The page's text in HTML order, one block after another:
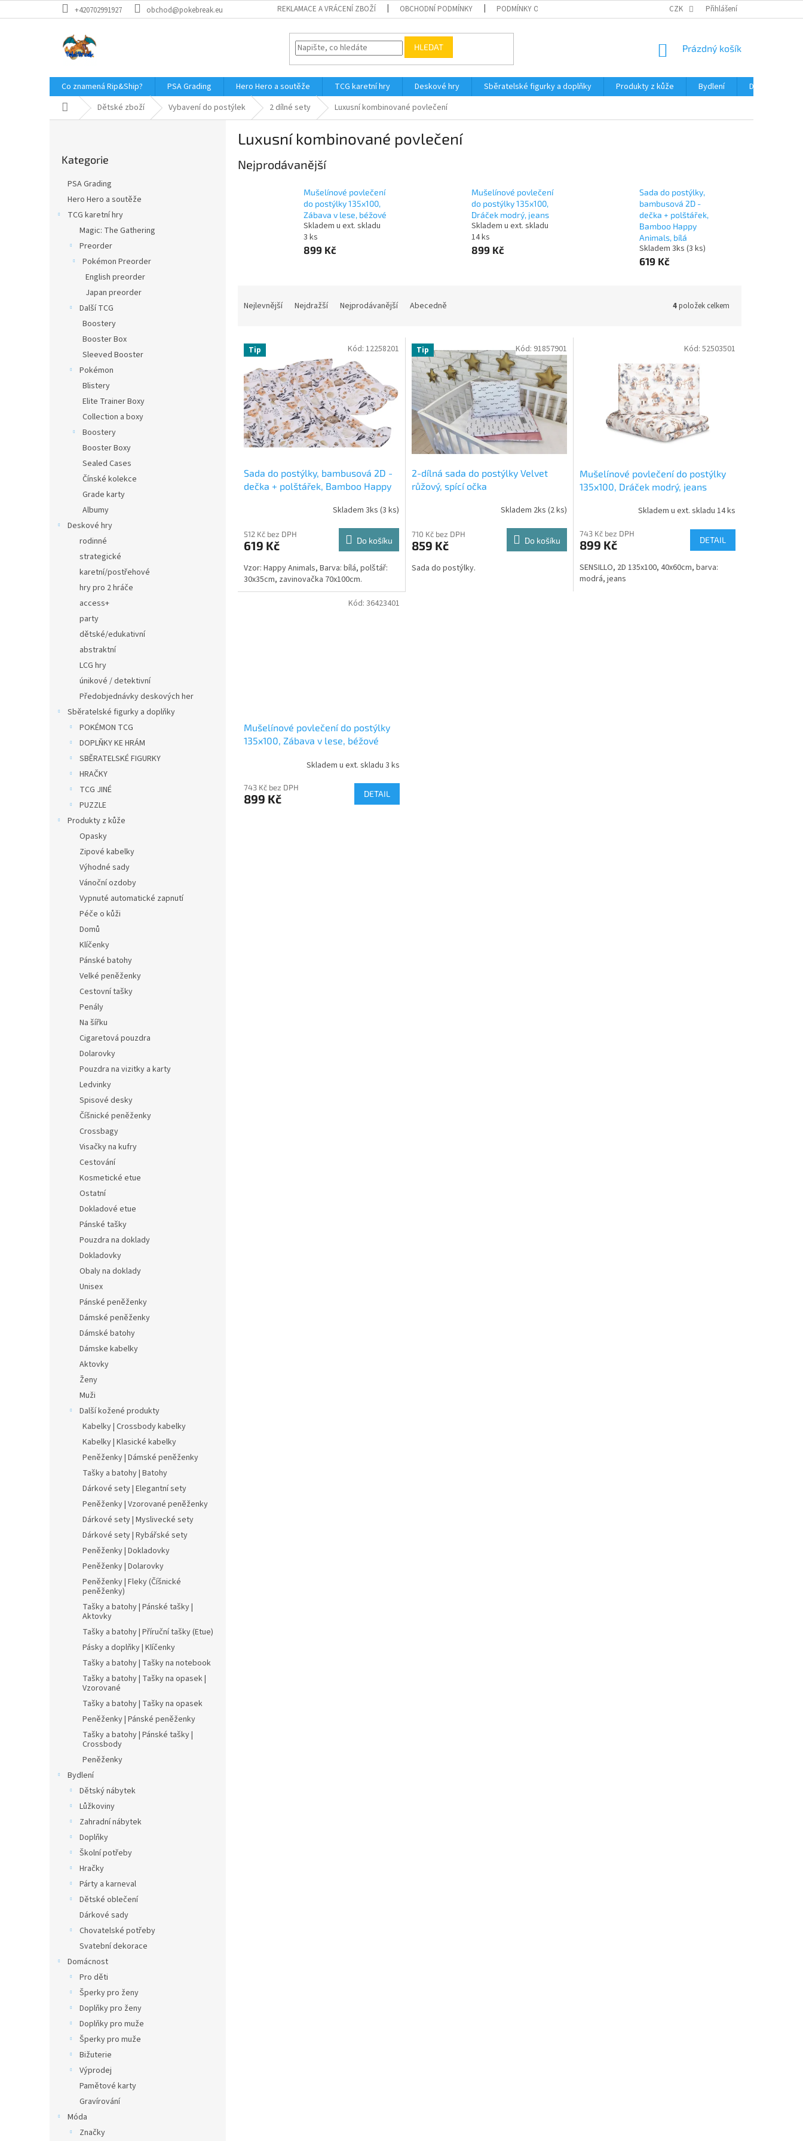
na
+420702991927 obchod@pokebreak.eu REKLAMACE A VRÁCENÍ ZBOŽÍ OBCHODNÍ PODMÍNKY PODMÍNKY OCHRANY OSOBNÍCH ÚDAJŮ CZK Přihlášení
HLEDAT
NÁKUPNÍ
Prázdný košík
Co znamená Rip&Ship? PSA Grading Hero Hero a soutěže TCG karetní hry Deskové hry Sběratelské figurky a doplňky Produkty z kůže Bydlení
Domácnost
Domů Dětské zboží Vybavení do postýlek 2 dílné sety Luxusní kombinované povlečení
kategorie
Kategorie
PSA Grading
Hero Hero a soutěže
TCG karetní hry
Magic: The Gathering
Preorder
Pokémon Preorder
English preorder
Japan preorder
Další TCG
Boostery
Booster Box
Sleeved Booster
Pokémon
Blistery
Elite Trainer Boxy
Collection a boxy
Boostery
Booster Boxy
Sealed Cases
Čínské kolekce
Grade karty
Albumy
Deskové hry
rodinné
strategické
karetní/postřehové
hry pro 2 hráče
access+
party
dětské/edukativní
abstraktní
LCG hry
únikové / detektivní
Předobjednávky deskových her
Sběratelské figurky a doplňky
POKÉMON TCG
DOPLŇKY KE HRÁM
SBĚRATELSKÉ FIGURKY
HRAČKY
TCG JINÉ
PUZZLE
Produkty z kůže
Opasky
Zipové kabelky
Výhodné sady
Vánoční ozdoby
Vypnuté automatické zapnutí
Péče o kůži
Domů
Klíčenky
Pánské batohy
Velké peněženky
Cestovní tašky
Penály
Na šířku
Cigaretová pouzdra
Dolarovky
Pouzdra na vizitky a karty
Ledvinky
Spisové desky
Číšnické peněženky
Crossbagy
Visačky na kufry
Cestování
Kosmetické etue
Ostatní
Dokladové etue
Pánské tašky
Pouzdra na doklady
Dokladovky
Obaly na doklady
Unisex
Pánské peněženky
Dámské peněženky
Dámské batohy
Dámske kabelky
Aktovky
Ženy
Muži
Další kožené produkty
Kabelky | Crossbody kabelky
Kabelky | Klasické kabelky
Peněženky | Dámské peněženky
Tašky a batohy | Batohy
Dárkové sety | Elegantní sety
Peněženky | Vzorované peněženky
Dárkové sety | Myslivecké sety
Dárkové sety | Rybářské sety
Peněženky | Dokladovky
Peněženky | Dolarovky
Peněženky | Fleky (Číšnické
peněženky)
Tašky a batohy | Pánské tašky |
Aktovky
Tašky a batohy | Příruční tašky (Etue)
Pásky a doplňky | Klíčenky
Tašky a batohy | Tašky na notebook
Tašky a batohy | Tašky na opasek |
Vzorované
Tašky a batohy | Tašky na opasek
Peněženky | Pánské peněženky
Tašky a batohy | Pánské tašky |
Crossbody
Peněženky
Bydlení
Dětský nábytek
Lůžkoviny
Zahradní nábytek
Doplňky
Školní potřeby
Hračky
Párty a karneval
Dětské oblečení
Dárkové sady
Chovatelské potřeby
Svatební dekorace
Domácnost
Pro děti
Šperky pro ženy
Doplňky pro ženy
Doplňky pro muže
Šperky pro muže
Bižuterie
Výprodej
Pamětové karty
Gravírování
Móda
Značky
Luxusní kombinované povlečení
Nejprodávanější
Mušelínové povlečení
do postýlky 135x100,
Zábava v lese, béžové
Skladem u ext. skladu
3 ks
899 Kč
Mušelínové povlečení
do postýlky 135x100,
Dráček modrý, jeans
Skladem u ext. skladu
14 ks
899 Kč
Sada do postýlky,
bambusová 2D -
dečka + polštářek,
Bamboo Happy
Animals, bílá
Skladem 3ks (3 ks)
619 Kč
n
Nejlevnější Nejdražší Nejprodávanější Abecedně 4položek celkem
V
p
Tip
Sada do postýlky, bambusová 2D -
dečka + polštářek, Bamboo Happy
Skladem 3ks (3 ks)
512 Kč bez DPH
619 Kč Do košíku
Vzor: Happy Animals, Barva: bílá, polštář:
30x35cm, zavinovačka 70x100cm.
Kód: 12258201 Tip
2-dílná sada do postýlky Velvet
růžový, spící očka
Skladem 2ks (2 ks)
710 Kč bez DPH
859 Kč Do košíku
Sada do postýlky.
Kód: 91857901
Mušelínové povlečení do postýlky
135x100, Dráček modrý, jeans
Skladem u ext. skladu 14 ks
743 Kč bez DPH
899 Kč DETAIL
SENSILLO, 2D 135x100, 40x60cm, barva:
modrá, jeans
Kód: 52503501
Mušelínové povlečení do postýlky
135x100, Zábava v lese, béžové
Skladem u ext. skladu 3 ks
743 Kč bez DPH
899 Kč DETAIL
Kód: 36423401